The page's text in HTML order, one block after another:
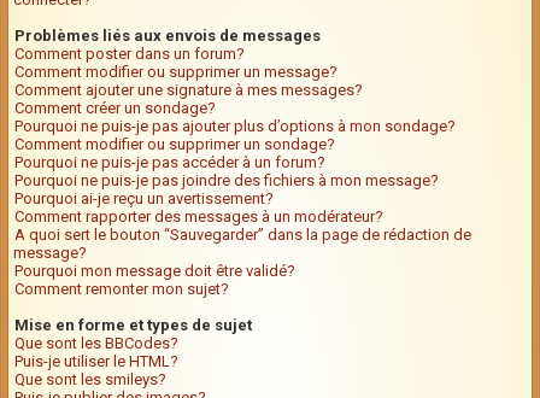
Problèmes liés aux envois de messages
Comment poster dans un forum?
Comment modifier ou supprimer un message?
Comment ajouter une signature à mes messages?
Comment créer un sondage?
Pourquoi ne puis-je pas ajouter plus d’options à mon sondage?
Comment modifier ou supprimer un sondage?
Pourquoi ne puis-je pas accéder à un forum?
Pourquoi ne puis-je pas joindre des fichiers à mon message?
Pourquoi ai-je reçu un avertissement?
Comment rapporter des messages à un modérateur?
A quoi sert le bouton “Sauvegarder” dans la page de rédaction de
message?
Pourquoi mon message doit être validé?
Comment remonter mon sujet?
Mise en forme et types de sujet
Que sont les BBCodes?
Puis-je utiliser le HTML?
Que sont les smileys?